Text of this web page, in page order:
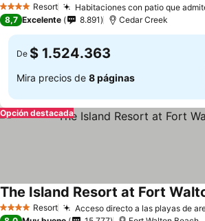
4 EstrellasResort Habitaciones con patio que
8,7 Excelente 8.891 Cedar Creek
De $ 1.524.363
Mira precios de 8 páginas
Opción destacada
4 EstrellasResort Acceso directo a las playas de
The Island Resort at Fort